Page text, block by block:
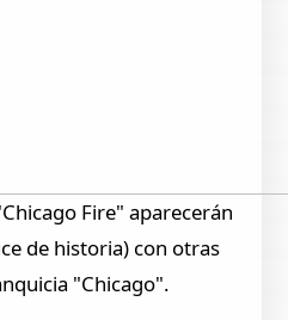
Fire" aparecerán
de historia) con otras
"Chicago".